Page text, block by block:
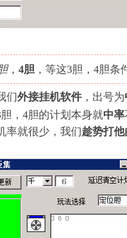
， 4胆，等这3胆，4胆条
们外接挂机软件，出号为
，4胆的计划本身就中率
率就很少，我们趁势打